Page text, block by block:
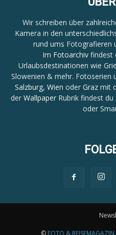
Wir schreiben über
Kamera in den
rund ums Fotografieren
Im Fotoarchiv findest
Urlaubsdestinationen wie
Slowenien & mehr. Fotoserien
Salzburg, Wien oder Graz mit
der WallpaperRubrik findest du
oder
© FOTO &